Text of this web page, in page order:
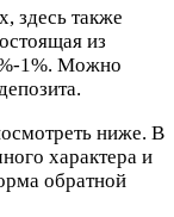
здесь также
из
1%. Можно
ниже. В
характера и
обратной